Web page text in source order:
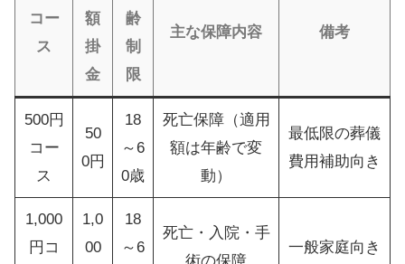
コー
ス
額
掛
金
齢
制
限
主な保障内容 備考
500円
コー
ス
50
0円
18
～6
0歳
死亡保障（適用
額は年齢で変
動）
最低限の葬儀
費用補助向き
1,000
円コ
1,0
00
18
～6
死亡・入院・手
一般家庭向き